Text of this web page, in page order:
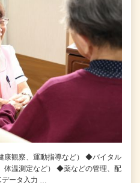
康観察、運動指導など） ◆バイタル
体温測定など） ◆薬などの管理、配
ータ入力 …